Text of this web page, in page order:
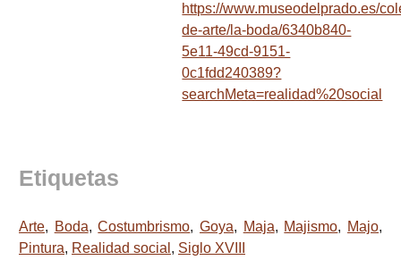
https://www.museodelprado.es/
de-arte/la-boda/6340b840-
5e11-49cd-9151-
0c1fdd240389?
searchMeta=realidad%20social
Etiquetas
Arte, Boda,Costumbrismo,Goya, Maja, Majismo, Majo,
Pintura, Realidad social , Siglo XVIII